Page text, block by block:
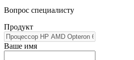
Вопрос специалисту
Продукт
Ваше имя